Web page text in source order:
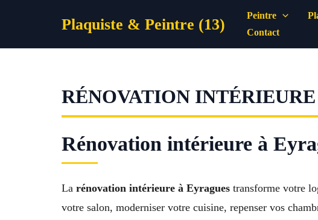
Plaquiste & Peintre (13) Peintre
Contact
RÉNOVATION
Rénovation intérieure à
La rénovation intérieure à Eyragues transforme votre
votre salon, moderniser votre cuisine, repenser vos